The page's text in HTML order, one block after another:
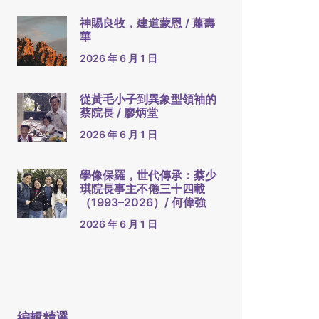
神賜良牧，建道蒙恩 / 蕭壽
華
2026 年 6 月 1 日
從黃毛小子到異象型領袖的
蔡院長 / 廖炳堂
2026 年 6 月 1 日
學像保羅，世代傳承：蔡少
琪院長事主不倦三十四載
（1993–2026）/ 何偉強
2026 年 6 月 1 日